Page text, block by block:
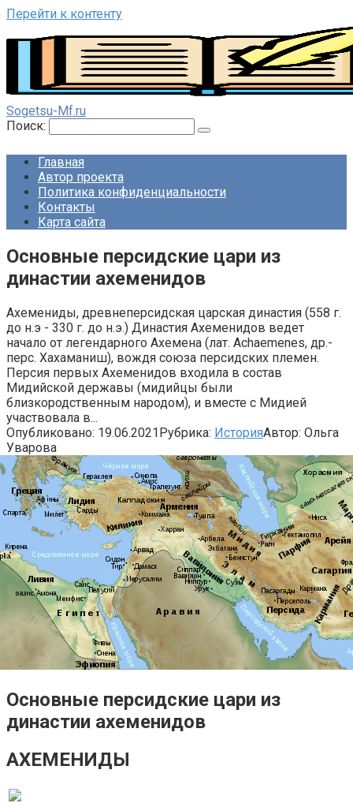
Перейти к контенту
Sogetsu-Mf.ru
Поиск:
Главная
Автор проекта
Политика конфиденциальности
Контакты
Карта сайта
Основные персидские цари из
династии ахеменидов
Ахемениды, древнеперсидская царская династия (558 г.
до н.э - 330 г. до н.э.) Династия Ахеменидов ведет
начало от легендарного Ахемена (лат. Achaemenes, др.-
перс. Хахаманиш), вождя союза персидских племен.
Персия первых Ахеменидов входила в состав
Мидийской державы (мидийцы были
близкородственным народом), и вместе с Мидией
участвовала в...
Опубликовано: 19.06.2021Рубрика: ИсторияАвтор: Ольга
Уварова
Основные персидские цари из
династии ахеменидов
АХЕМЕНИДЫ